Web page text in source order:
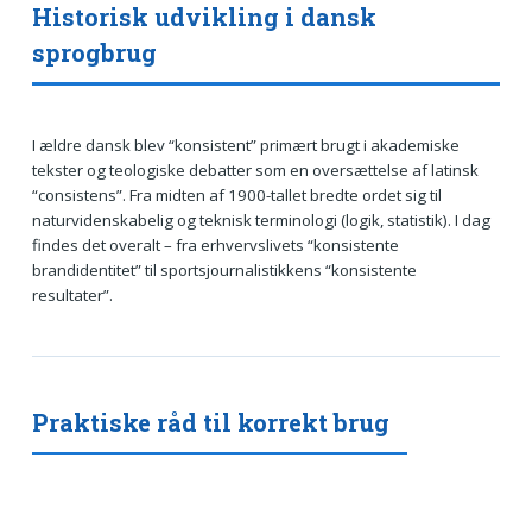
Historisk udvikling i dansk
sprogbrug
I ældre dansk blev “konsistent” primært brugt i akademiske
tekster og teologiske debatter som en oversættelse af latinsk
“consistens”. Fra midten af 1900-tallet bredte ordet sig til
naturvidenskabelig og teknisk terminologi (logik, statistik). I dag
findes det overalt – fra erhvervslivets “konsistente
brandidentitet” til sportsjournalistikkens “konsistente
resultater”.
Praktiske råd til korrekt brug